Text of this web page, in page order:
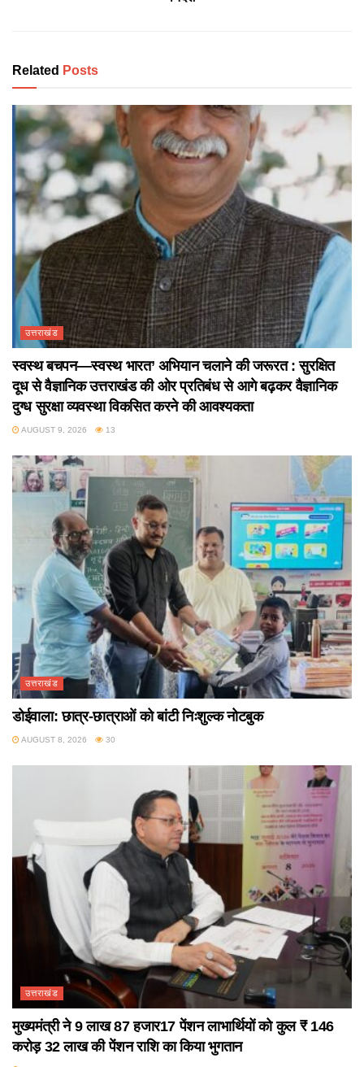
Related Posts
उत्तराखंड
स्वस्थ बचपन—स्वस्थ भारत’ अभियान चलाने की जरूरत : सुरक्षित
दूध से वैज्ञानिक उत्तराखंड की ओर प्रतिबंध से आगे बढ़कर वैज्ञानिक
दुग्ध सुरक्षा व्यवस्था विकसित करने की आवश्यकता
AUGUST 9, 2026 13
उत्तराखंड
डोईवाला: छात्र-छात्राओं को बांटी निःशुल्क नोटबुक
AUGUST 8, 2026 30
उत्तराखंड
मुख्यमंत्री ने 9 लाख 87 हजार17 पेंशन लाभार्थियों को कुल ₹ 146
करोड़ 32 लाख की पेंशन राशि का किया भुगतान